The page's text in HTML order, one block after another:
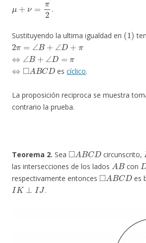
.
Sustituyendo la ultima igualdad en
(1 )
2π=∠B+∠D+π
⇔
B+∠ D=π
⇔ ◻ABC D
escíclico.
La proposición reciproca se muestra
contrario la prueba.
Teorema 2. Sea
◻ A BCD
circunscrito,
I
las intersecciones de los lados
AB
con
D
respectivamente entonces
◻ABCD
es
IK⊥IJ
.